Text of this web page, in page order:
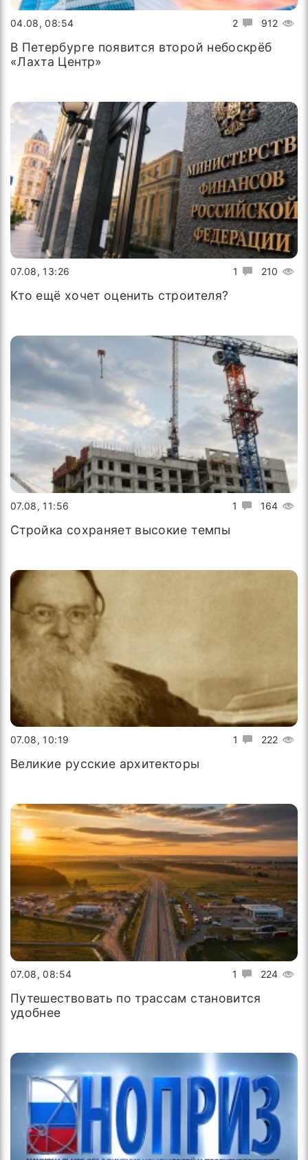
2 912
04.08, 08:54
В Петербурге появится второй небоскрёб
«Лахта Центр»
1 210
07.08, 13:26
Кто ещё хочет оценить строителя?
1 164
07.08, 11:56
Стройка сохраняет высокие темпы
1 222
07.08, 10:19
Великие русские архитекторы
1 224
07.08, 08:54
Путешествовать по трассам становится
удобнее